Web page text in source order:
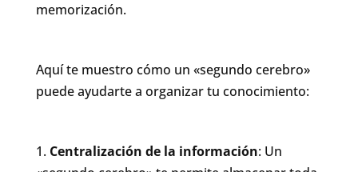
memorización.
Aquí te muestro cómo un «segundo cerebro»
puede ayudarte a organizar tu conocimiento:
Centralización de la información: Un